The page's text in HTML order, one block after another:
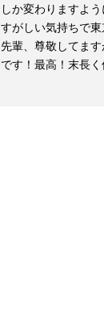
しか変わりますよ
すがしい気持ちで
先輩、尊敬してま
です！最高！末長